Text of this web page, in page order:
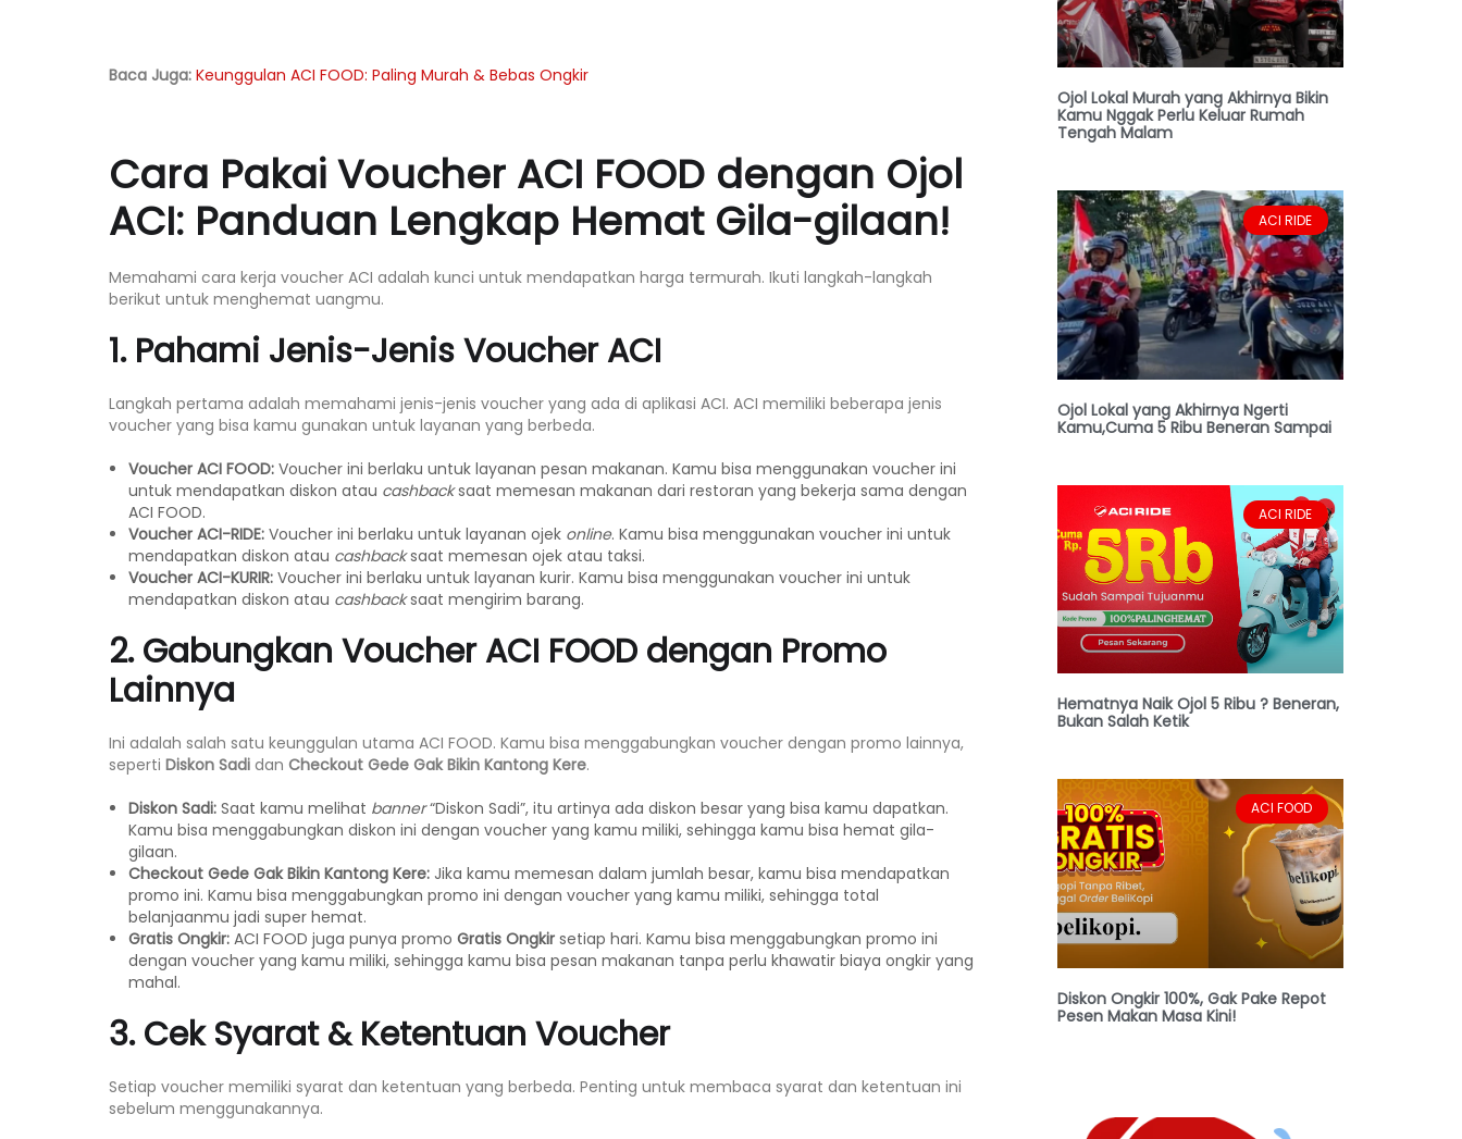
Baca Juga: Keunggulan ACI FOOD: Paling Murah & Bebas Ongkir
Cara Pakai Voucher ACI FOOD dengan Ojol
ACI: Panduan Lengkap Hemat Gila-gilaan!
Memahami cara kerja voucher ACI adalah kunci untuk mendapatkan harga termurah. Ikuti langkah-langkah
berikut untuk menghemat uangmu.
1. Pahami Jenis-Jenis Voucher ACI
Langkah pertama adalah memahami jenis-jenis voucher yang ada di aplikasi ACI. ACI memiliki beberapa jenis
voucher yang bisa kamu gunakan untuk layanan yang berbeda.
Voucher ACI FOOD: Voucher ini berlaku untuk layanan pesan makanan. Kamu bisa menggunakan voucher ini
untuk mendapatkan diskon atau cashbacksaat memesan makanan dari restoran yang bekerja sama dengan
ACI FOOD.
Voucher ACI-RIDE: Voucher ini berlaku untuk layanan ojek online. Kamu bisa menggunakan voucher ini untuk
mendapatkan diskon atau cashbacksaat memesan ojek atau taksi.
Voucher ACI-KURIR: Voucher ini berlaku untuk layanan kurir. Kamu bisa menggunakan voucher ini untuk
mendapatkan diskon atau cashbacksaat mengirim barang.
2. Gabungkan Voucher ACI FOOD dengan Promo
Lainnya
Ini adalah salah satu keunggulan utama ACI FOOD. Kamu bisa menggabungkan voucher dengan promo lainnya,
seperti Diskon Sadi dan Checkout Gede Gak Bikin Kantong Kere.
Diskon Sadi: Saat kamu melihat banner“Diskon Sadi”, itu artinya ada diskon besar yang bisa kamu dapatkan.
Kamu bisa menggabungkan diskon ini dengan voucher yang kamu miliki, sehingga kamu bisa hemat gila-
gilaan.
Checkout Gede Gak Bikin Kantong Kere: Jika kamu memesan dalam jumlah besar, kamu bisa mendapatkan
promo ini. Kamu bisa menggabungkan promo ini dengan voucher yang kamu miliki, sehingga total
belanjaanmu jadi super hemat.
Gratis Ongkir: ACI FOOD juga punya promo Gratis Ongkir setiap hari. Kamu bisa menggabungkan promo ini
dengan voucher yang kamu miliki, sehingga kamu bisa pesan makanan tanpa perlu khawatir biaya ongkir yang
mahal.
3. Cek Syarat & Ketentuan Voucher
Setiap voucher memiliki syarat dan ketentuan yang berbeda. Penting untuk membaca syarat dan ketentuan ini
sebelum menggunakannya.
Ojol Lokal Murah yang Akhirnya Bikin
Kamu Nggak Perlu Keluar Rumah
Tengah Malam
ACI RIDE
Ojol Lokal yang Akhirnya Ngerti
Kamu,Cuma 5 Ribu Beneran Sampai
ACI RIDE
Hematnya Naik Ojol 5 Ribu ? Beneran,
Bukan Salah Ketik
ACI FOOD
Diskon Ongkir 100%, Gak Pake Repot
Pesen Makan Masa Kini!